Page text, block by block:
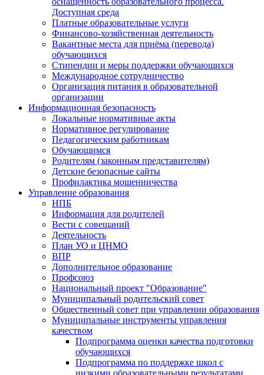
Доступная среда
Платные образовательные услуги
Финансово-хозяйственная деятельность
Вакантные места для приёма (перевода)
обучающихся
Стипендии и меры поддержки обучающихся
Международное сотрудничество
Организация питания в образовательной
организации
Информационная безопасность
Локальные нормативные акты
Нормативное регулирование
Педагогическим работникам
Обучающимся
Родителям (законным представителям)
Детские безопасные сайты
Профилактика мошенничества
Управление образования
НПБ
Информация для родителей
Вести с совещаний
Деятельность
План УО и ЦНМО
ВПР
Дополнительное образование
Профсоюз
Национальный проект "Образование"
Муниципальный родительский совет
Общественный совет при управлении образования
Муниципальные инструменты управления
качеством
Подпрограмма оценки качества подготовки
обучающихся
Подпрограмма по поддержке школ с
низкими образовательными результатами